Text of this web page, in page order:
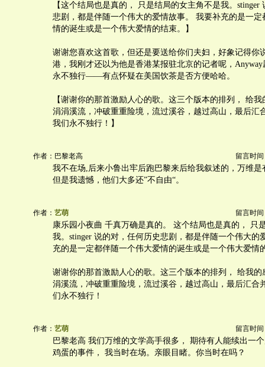
【这个结局也是真的， 只是结局的女主角不是我。stinger
悲剧，都是伴随一个伟大的爱情故事。 我要补充的是一定
情的诞生或是一个伟大爱情的结束。】
谢谢您喜欢这首歌，但还是要送给你们夫妇，好象记得你
港，我刚才还以为他是香港某报驻北京的记者呢，
永不独行——有点怀疑在美国饮茶是否方便哈哈。
【谢谢你的那首激励人心的歌。这三个版本的排列， 给
涓涓溪流，冲破重重险境，流过溪谷，越过高山，最后汇
我们永不独行！】
作者：巴黎老高 留言时间
我不在场,后来小鲁出牢后跑巴黎来后给我叙述的，万维是
但是我遗憾，他们大多还”不自由“。
作者： 艺萌 留言时间
康乐园小夜曲 千真万确是真的。 这个结局也是真的， 只
我。stinger 说的对，任何历史悲剧，都是伴随一个伟大的
充的是一定都伴随一个伟大爱情的诞生或是一个伟大爱情
谢谢你的那首激励人心的歌。这三个版本的排列， 给我的
涓溪流，冲破重重险境，流过溪谷，越过高山，最后汇合
们永不独行！
作者： 艺萌 留言时间
巴黎老高 我们万维的文学高手很多， 期待有人能续出一
鸡蛋的事件， 我当时在场。亲眼目睹。你当时在吗？